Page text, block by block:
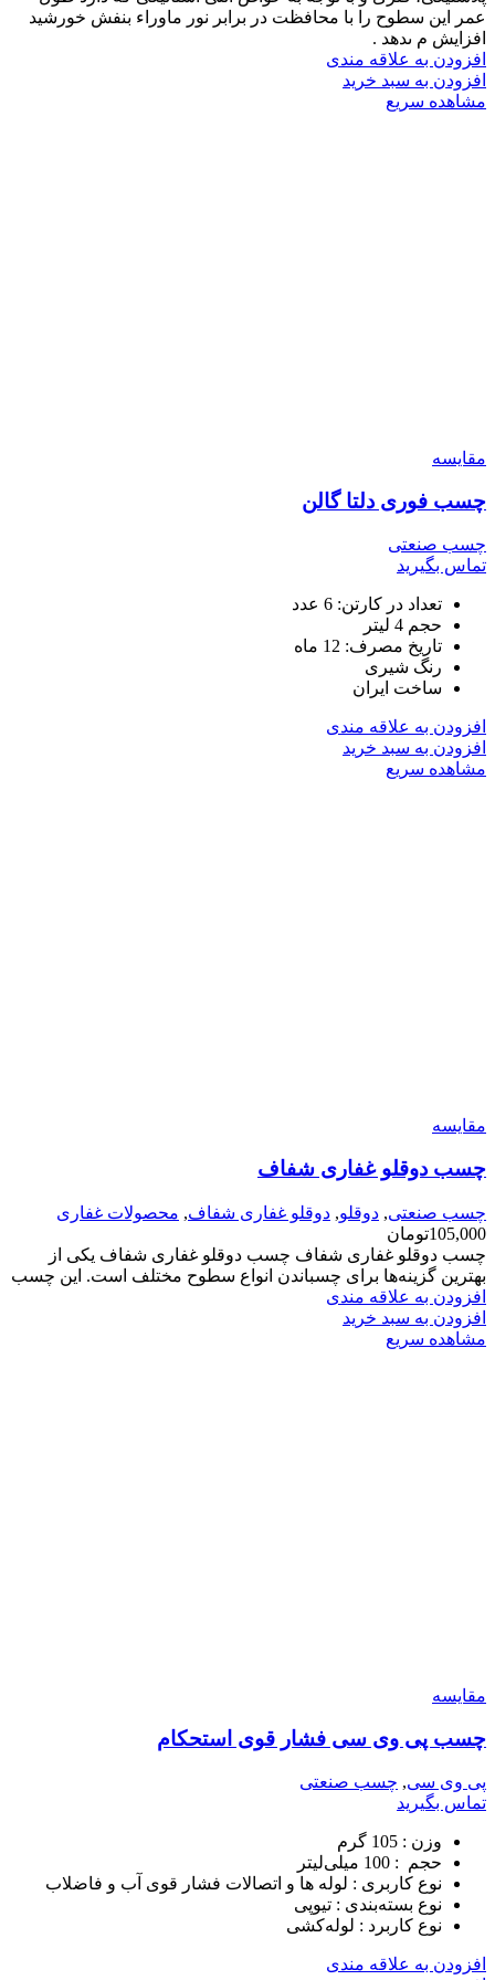
عمر این سطوح را با محافظت در برابر نور ماوراء بنفش خورشید
افزایش م ىدهد .
افزودن به علاقه مندی
افزودن به سبد خرید
مشاهده سریع
مقایسه
چسب فوری دلتا گالن
چسب صنعتی
تماس بگیرید
تعداد در کارتن: 6 عدد
حجم 4 لیتر
تاریخ مصرف: 12 ماه
رنگ شیری
ساخت ایران
افزودن به علاقه مندی
افزودن به سبد خرید
مشاهده سریع
مقایسه
چسب دوقلو غفاری شفاف
چسب صنعتی, دوقلو, دوقلو غفاری شفاف, محصولات غفاری
105,000تومان
چسب دوقلو غفاری شفاف چسب دوقلو غفاری شفاف یکی از
بهترین گزینه‌ها برای چسباندن انواع سطوح مختلف است. این چسب
افزودن به علاقه مندی
افزودن به سبد خرید
مشاهده سریع
مقایسه
چسب پی وی سی فشار قوی استحکام
پی وی سی, چسب صنعتی
تماس بگیرید
وزن : 105 گرم
حجم : 100 میلی‌لیتر
نوع کاربری : لوله ها و اتصالات فشار قوی آب و فاضلاب
نوع بسته‌بندی : تیوپی
نوع کاربرد : لوله‌کشی
افزودن به علاقه مندی